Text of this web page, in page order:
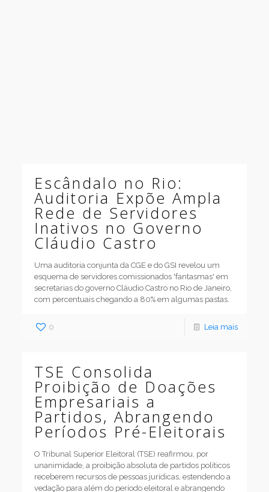
Escândalo no Rio:
Auditoria Expõe Ampla
Rede de Servidores
Inativos no Governo
Cláudio Castro
Uma auditoria conjunta da CGE e do GSI revelou um
esquema de servidores comissionados 'fantasmas' em
secretarias do governo Cláudio Castro no Rio de Janeiro,
com percentuais chegando a 80% em algumas pastas.
0 Leia mais
TSE Consolida
Proibição de Doações
Empresariais a
Partidos, Abrangendo
Períodos Pré-Eleitorais
O Tribunal Superior Eleitoral (TSE) reafirmou, por
unanimidade, a proibição absoluta de partidos políticos
receberem recursos de pessoas jurídicas, estendendo a
vedação para além do período eleitoral e abrangendo